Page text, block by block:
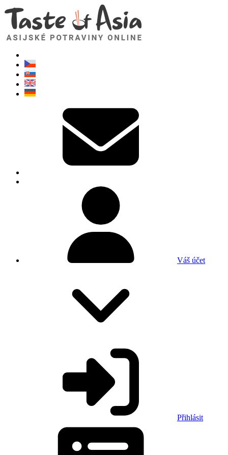
Váš účet
Přihlásit
TasteOfAsia.cz
Neváhejte se zeptat. Jsem tady pro vás!